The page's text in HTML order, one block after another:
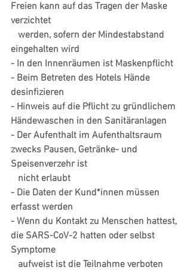
Freien kann auf das Tragen der Maske
verzichtet
eingehalten wird
- In den Innenräumen ist Maskenpflicht
- Beim Betreten des Hotels Hände
desinfizieren
- Hinweis auf die Pflicht zu gründlichem
Händewaschen in den Sanitäranlagen
- Der Aufenthalt im Aufenthaltsraum
zwecks Pausen, Getränke- und
Speisenverzehr ist
   nicht erlaubt
- Die Daten der Kund*innen müssen
erfasst werden
- Wenn du Kontakt zu Menschen hattest,
die SARS-CoV-2 hatten oder selbst
Symptome
   aufweist ist die Teilnahme verboten